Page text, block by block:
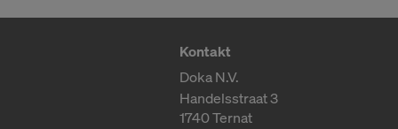
Kontakt
Doka N.V.
Handelsstraat 3
1740 Ternat
grundlos
Weitere